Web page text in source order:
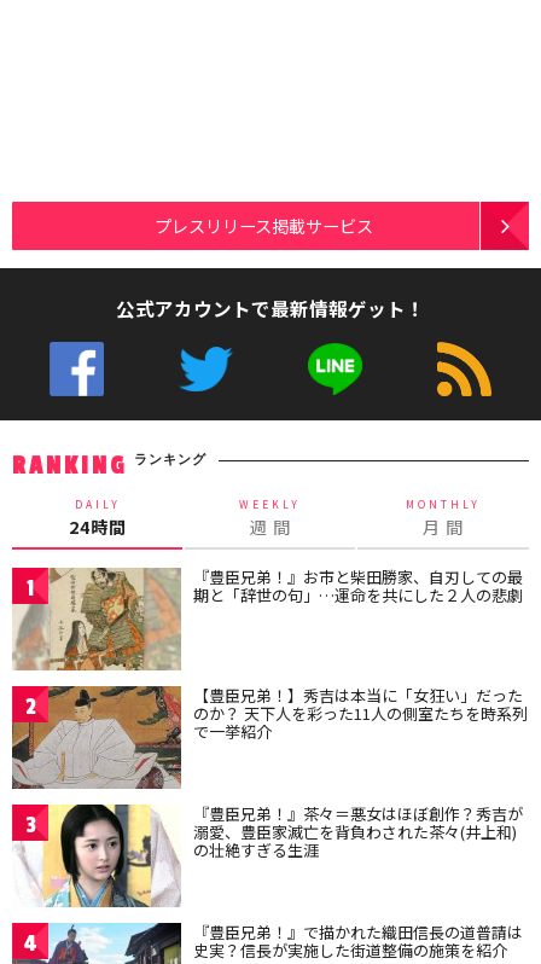
プレスリリース掲載サービス
公式アカウントで最新情報ゲット！
RANKING ランキング
DAILY
24時間
WEEKLY
週 間
MONTHLY
月 間
1 『豊臣兄弟！』お市と柴田勝家、自刃しての最
期と「辞世の句」…運命を共にした２人の悲劇
2 【豊臣兄弟！】秀吉は本当に「女狂い」だった
のか？ 天下人を彩った11人の側室たちを時系列
で一挙紹介
3 『豊臣兄弟！』茶々＝悪女はほぼ創作？秀吉が
溺愛、豊臣家滅亡を背負わされた茶々(井上和)
の壮絶すぎる生涯
4 『豊臣兄弟！』で描かれた織田信長の道普請は
史実？信長が実施した街道整備の施策を紹介